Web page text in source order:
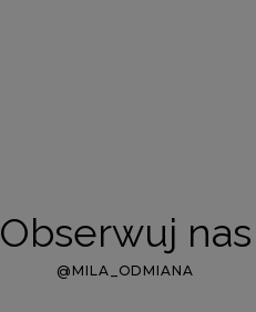
Obserwuj nas
@MILA_ODMIANA